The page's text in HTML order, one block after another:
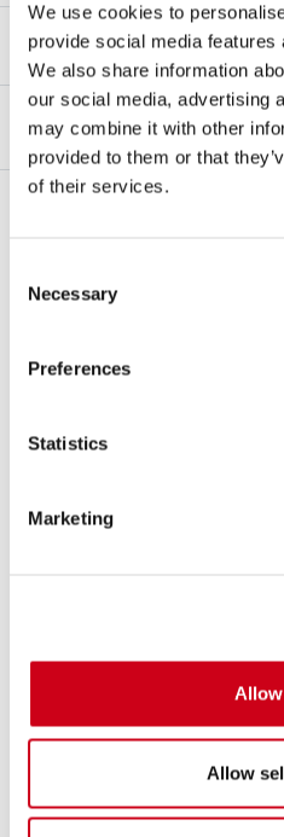
We use cookies to
provide social media
We also share information
our social media, advertising
may combine it with other
provided to them or that
of their services.
Selection
Necessary
Preferences
Statistics
Marketing
Allow
Typgenehmigungsbogen
Ja
BESCHREIBUNG KIT CONTENTS
Beschreibung
ist inTitanoder
Forschung, die die gesamte
Aufgrund seiner elliptischen und
vielseitiges Produkt, da er sowohl